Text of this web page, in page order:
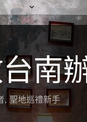
南
, 聖地巡禮新手